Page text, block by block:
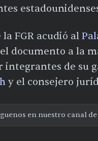
FGR acudió al
documento a la
integrantes de su
y el consejero
en nuestro canal